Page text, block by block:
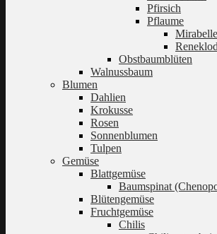
Pfirsich
Pflaume
Mirabelle
Obstbaumblüten
Walnussbaum
Blumen
Dahlien
Krokusse
Rosen
Sonnenblumen
Tulpen
Gemüse
Blattgemüse
Baumspinat
Blütengemüse
Fruchtgemüse
Chilis